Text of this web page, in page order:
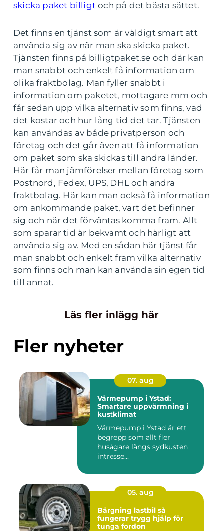
skicka paket billigt och på det bästa sättet.
Det finns en tjänst som är väldigt smart att
använda sig av när man ska skicka paket.
Tjänsten finns på billigtpaket.se och där kan
man snabbt och enkelt få information om
olika fraktbolag. Man fyller snabbt i
information om paketet, mottagare mm och
får sedan upp vilka alternativ som finns, vad
det kostar och hur lång tid det tar. Tjänsten
kan användas av både privatperson och
företag och det går även att få information
om paket som ska skickas till andra länder.
Här får man jämförelser mellan företag som
Postnord, Fedex, UPS, DHL och andra
fraktbolag. Här kan man också få information
om ankommande paket, vart det befinner
sig och när det förväntas komma fram. Allt
som sparar tid är bekvämt och härligt att
använda sig av. Med en sådan här tjänst får
man snabbt och enkelt fram vilka alternativ
som finns och man kan använda sin egen tid
till annat.
Läs fler inlägg här
Fler nyheter
07. aug
Värmepump i Ystad:
Smartare uppvärmning i
kustklimat
Värmepump i Ystad är ett
begrepp som allt fler
husägare längs sydkusten
intresse...
05. aug
Bärgning lastbil så
fungerar trygg hjälp för
tunga fordon